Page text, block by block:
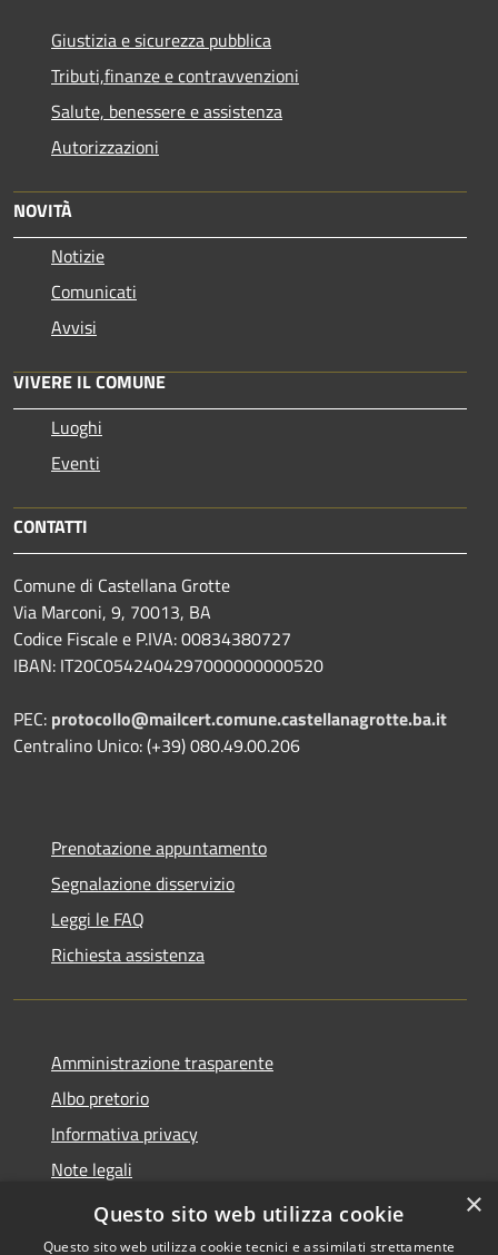
Giustizia e sicurezza pubblica
Tributi,finanze e contravvenzioni
Salute, benessere e assistenza
Autorizzazioni
NOVITÀ
Notizie
Comunicati
Avvisi
VIVERE IL COMUNE
Luoghi
Eventi
CONTATTI
Comune di Castellana Grotte
Via Marconi, 9, 70013, BA
Codice Fiscale e P.IVA: 00834380727
IBAN: IT20C0542404297000000000520
PEC: protocollo@mailcert.comune.castellanagrotte.ba.it
Centralino Unico: (+39) 080.49.00.206
Prenotazione appuntamento
Segnalazione disservizio
Leggi le FAQ
Richiesta assistenza
Amministrazione trasparente
Albo pretorio
Informativa privacy
Note legali
Dichiarazione di accessibilità
×
Questo sito web utilizza cookie
Questo sito web utilizza cookie tecnici e assimilati strettamente